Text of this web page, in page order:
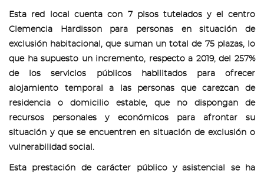
Esta red local cuenta con 7 pisos tutelados y el centro
Clemencia Hardisson para personas en situación de
exclusión habitacional, que suman un total de 75 plazas, lo
que ha supuesto un incremento, respecto a 2019, del 257%
de los servicios públicos habilitados para ofrecer
alojamiento temporal a las personas que carezcan de
residencia o domicilio estable, que no dispongan de
recursos personales y económicos para afrontar su
situación y que se encuentren en situación de exclusión o
vulnerabilidad social.
Esta prestación de carácter público y asistencial se ha